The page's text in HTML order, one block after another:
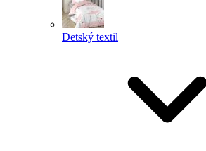
Detský textil